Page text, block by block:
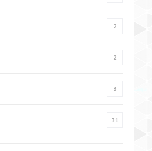
2
2
3
31